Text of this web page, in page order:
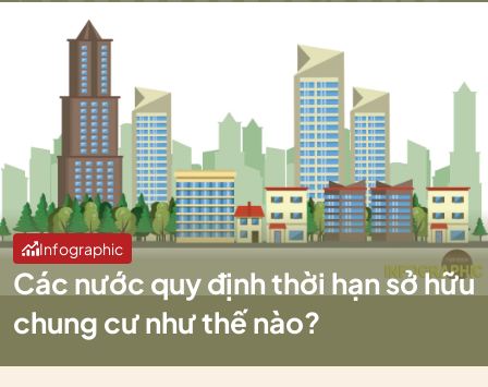
Infographic
Các nước quy định thời hạn sở hữu
chung cư như thế nào?